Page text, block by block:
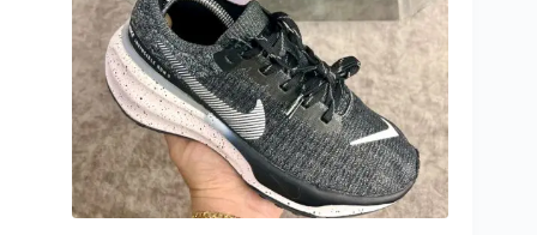
la
página
de
producto